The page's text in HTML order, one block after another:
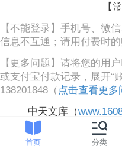
【
【不能登录】手机号、微
信息不互通；请用付费时的
【更多问题】请将您的用
或支付宝付款记录，展开“
138201848（ 点击查看更多
中天文库（
首页 分类